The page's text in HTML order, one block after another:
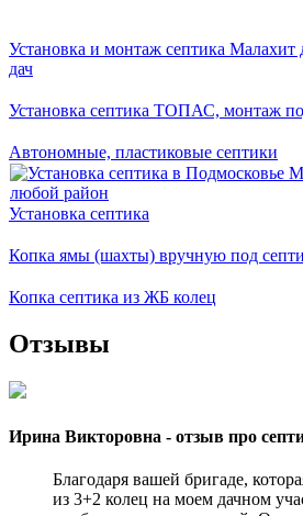
Установка и монтаж септика Малахит
дач
Установка септика ТОПАС, монтаж
Автономные, пластиковые септики
Установка септика
Копка ямы (шахты) вручную под
Копка септика из ЖБ колец
Отзывы
Ирина Викторовна - отзыв про
Благодаря вашей бригаде,
из 3+2 колец на моем дачном